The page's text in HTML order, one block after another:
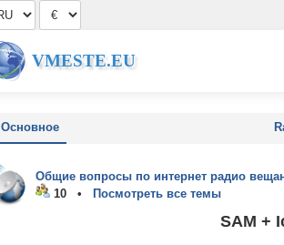
VMESTE.EU
Основное
Общие вопросы по интернет радио
10 •
Посмотреть все темы
SAM +